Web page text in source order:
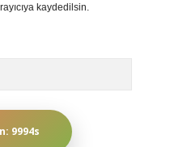
kaydedilsin.